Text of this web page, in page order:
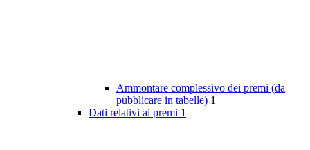
Ammontare complessivo dei premi (da
pubblicare in tabelle) 1
Dati relativi ai premi 1